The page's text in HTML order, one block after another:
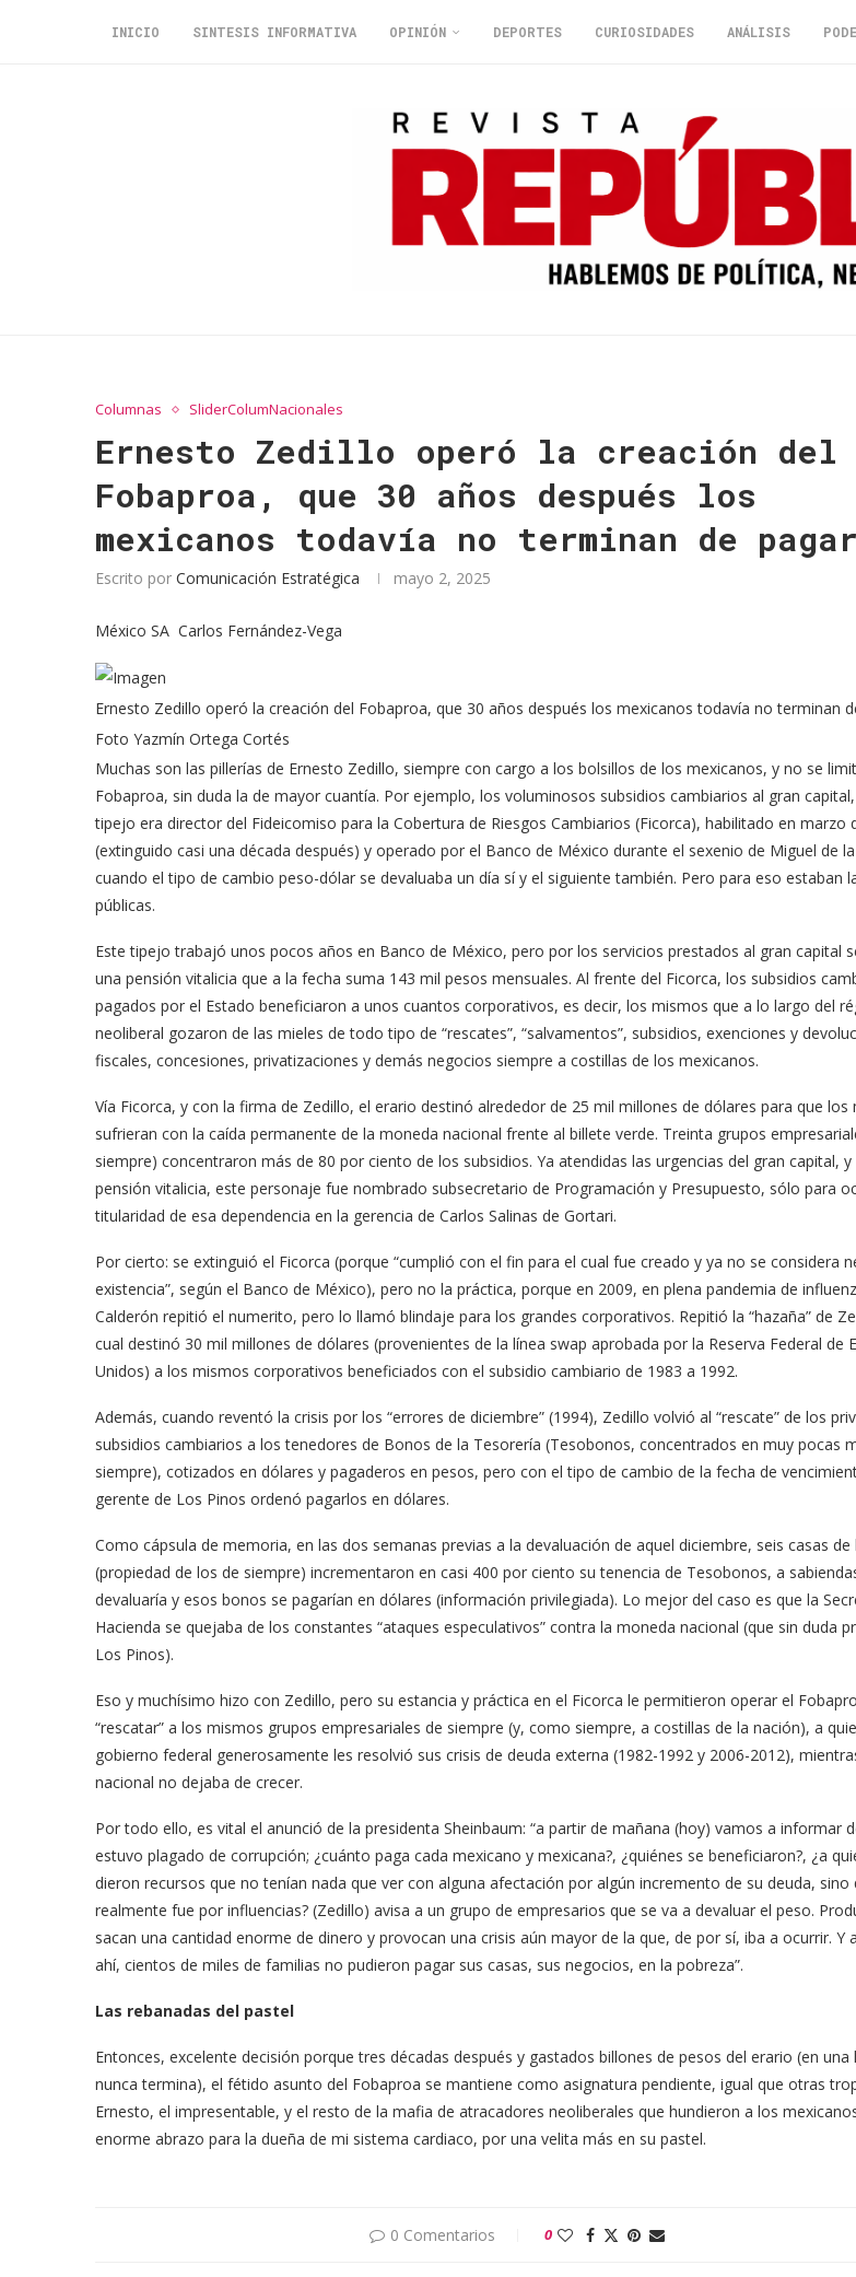
INICIO SINTESIS INFORMATIVA OPINIÓN DEPORTES CURIOSIDADES ANÁLISIS
Columnas SliderColumNacionales
Ernesto Zedillo operó la creación del
Fobaproa, que 30 años después los
mexicanos todavía no terminan de pagar
Escrito por Comunicación Estratégica mayo 2, 2025
México SA Carlos Fernández-Vega
Ernesto Zedillo operó la creación del Fobaproa, que 30 años después los mexicanos todavía no terminan
Foto Yazmín Ortega Cortés
Muchas son las pillerías de Ernesto Zedillo, siempre con cargo a los bolsillos de los mexicanos, y no se
Fobaproa, sin duda la de mayor cuantía. Por ejemplo, los voluminosos subsidios cambiarios al gran
tipejo era director del Fideicomiso para la Cobertura de Riesgos Cambiarios (Ficorca), habilitado en marzo
(extinguido casi una década después) y operado por el Banco de México durante el sexenio de Miguel de
cuando el tipo de cambio peso-dólar se devaluaba un día sí y el siguiente también. Pero para eso estaban
públicas.
Este tipejo trabajó unos pocos años en Banco de México, pero por los servicios prestados al gran capital
una pensión vitalicia que a la fecha suma 143 mil pesos mensuales. Al frente del Ficorca, los subsidios
pagados por el Estado beneficiaron a unos cuantos corporativos, es decir, los mismos que a lo largo del
neoliberal gozaron de las mieles de todo tipo de “rescates”, “salvamentos”, subsidios, exenciones y
fiscales, concesiones, privatizaciones y demás negocios siempre a costillas de los mexicanos.
Vía Ficorca, y con la firma de Zedillo, el erario destinó alrededor de 25 mil millones de dólares para que los
sufrieran con la caída permanente de la moneda nacional frente al billete verde. Treinta grupos
siempre) concentraron más de 80 por ciento de los subsidios. Ya atendidas las urgencias del gran capital,
pensión vitalicia, este personaje fue nombrado subsecretario de Programación y Presupuesto, sólo para
titularidad de esa dependencia en la gerencia de Carlos Salinas de Gortari.
Por cierto: se extinguió el Ficorca (porque “cumplió con el fin para el cual fue creado y ya no se considera
existencia”, según el Banco de México), pero no la práctica, porque en 2009, en plena pandemia de
Calderón repitió el numerito, pero lo llamó blindaje para los grandes corporativos. Repitió la “hazaña” de
cual destinó 30 mil millones de dólares (provenientes de la línea swap aprobada por la Reserva Federal de
Unidos) a los mismos corporativos beneficiados con el subsidio cambiario de 1983 a 1992.
Además, cuando reventó la crisis por los “errores de diciembre” (1994), Zedillo volvió al “rescate” de los
subsidios cambiarios a los tenedores de Bonos de la Tesorería (Tesobonos, concentrados en muy pocas
siempre), cotizados en dólares y pagaderos en pesos, pero con el tipo de cambio de la fecha de
gerente de Los Pinos ordenó pagarlos en dólares.
Como cápsula de memoria, en las dos semanas previas a la devaluación de aquel diciembre, seis casas de
(propiedad de los de siempre) incrementaron en casi 400 por ciento su tenencia de Tesobonos, a
devaluaría y esos bonos se pagarían en dólares (información privilegiada). Lo mejor del caso es que la
Hacienda se quejaba de los constantes “ataques especulativos” contra la moneda nacional (que sin duda
Los Pinos).
Eso y muchísimo hizo con Zedillo, pero su estancia y práctica en el Ficorca le permitieron operar el
“rescatar” a los mismos grupos empresariales de siempre (y, como siempre, a costillas de la nación), a
gobierno federal generosamente les resolvió sus crisis de deuda externa (1982-1992 y 2006-2012),
nacional no dejaba de crecer.
Por todo ello, es vital el anunció de la presidenta Sheinbaum: “a partir de mañana (hoy) vamos a informar
estuvo plagado de corrupción; ¿cuánto paga cada mexicano y mexicana?, ¿quiénes se beneficiaron?, ¿a
dieron recursos que no tenían nada que ver con alguna afectación por algún incremento de su deuda, sino
realmente fue por influencias? (Zedillo) avisa a un grupo de empresarios que se va a devaluar el peso.
sacan una cantidad enorme de dinero y provocan una crisis aún mayor de la que, de por sí, iba a ocurrir. Y
ahí, cientos de miles de familias no pudieron pagar sus casas, sus negocios, en la pobreza”.
Las rebanadas del pastel
Entonces, excelente decisión porque tres décadas después y gastados billones de pesos del erario (en una
nunca termina), el fétido asunto del Fobaproa se mantiene como asignatura pendiente, igual que otras
Ernesto, el impresentable, y el resto de la mafia de atracadores neoliberales que hundieron a los
enorme abrazo para la dueña de mi sistema cardiaco, por una velita más en su pastel.
0 Comentarios 0